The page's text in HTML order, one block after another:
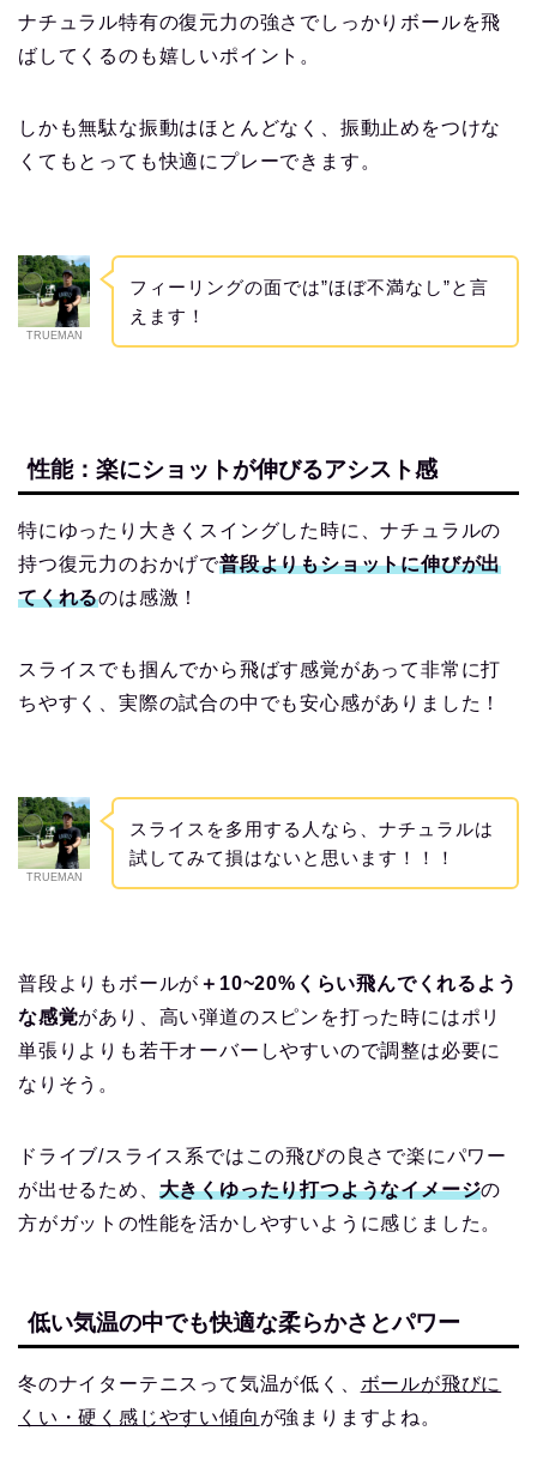
ナチュラル特有の復元力の強さでしっかりボールを飛
ばしてくるのも嬉しいポイント。
しかも無駄な振動はほとんどなく、振動止めをつけな
くてもとっても快適にプレーできます。
TRUEMAN
フィーリングの面では”ほぼ不満なし”と言
えます！
性能：楽にショットが伸びるアシスト感
特にゆったり大きくスイングした時に、ナチュラルの
持つ復元力のおかげで普段よりもショットに伸びが出
てくれるのは感激！
スライスでも掴んでから飛ばす感覚があって非常に打
ちやすく、実際の試合の中でも安心感がありました！
TRUEMAN
スライスを多用する人なら、ナチュラルは
試してみて損はないと思います！！！
普段よりもボールが ＋10~20%くらい飛んでくれるよう
な感覚があり、高い弾道のスピンを打った時にはポリ
単張りよりも若干オーバーしやすいので調整は必要に
なりそう。
ドライブ/スライス系ではこの飛びの良さで楽にパワー
が出せるため、 大きくゆったり打つようなイメージの
方がガットの性能を活かしやすいように感じました。
低い気温の中でも快適な柔らかさとパワー
冬のナイターテニスって気温が低く、 ボールが飛びに
くい・硬く感じやすい傾向 が強まりますよね。